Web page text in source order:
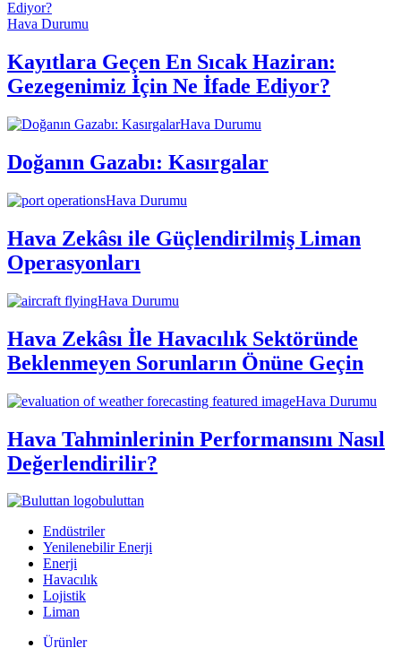
Hava Durumu
Kayıtlara Geçen En Sıcak Haziran:
Gezegenimiz İçin Ne İfade Ediyor?
Hava Durumu
Doğanın Gazabı: Kasırgalar
Hava Durumu
Hava Zekâsı ile Güçlendirilmiş Liman
Operasyonları
Hava Durumu
Hava Zekâsı İle Havacılık Sektöründe
Beklenmeyen Sorunların Önüne Geçin
Hava Durumu
Hava Tahminlerinin Performansını Nasıl
Değerlendirilir?
buluttan
Endüstriler
Yenilenebilir Enerji
Enerji
Havacılık
Lojistik
Liman
Ürünler